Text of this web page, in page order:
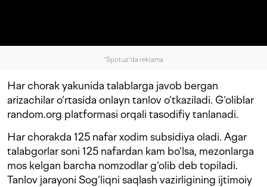
"Spot.uz"da reklama
Har chorak yakunida talablarga javob bergan
arizachilar o‘rtasida onlayn tanlov o‘tkaziladi. G‘oliblar
random.org platformasi orqali tasodifiy tanlanadi.
Har chorakda 125 nafar xodim subsidiya oladi. Agar
talabgorlar soni 125 nafardan kam bo‘lsa, mezonlarga
mos kelgan barcha nomzodlar g‘olib deb topiladi.
Tanlov jarayoni Sog‘liqni saqlash vazirligining ijtimoiy